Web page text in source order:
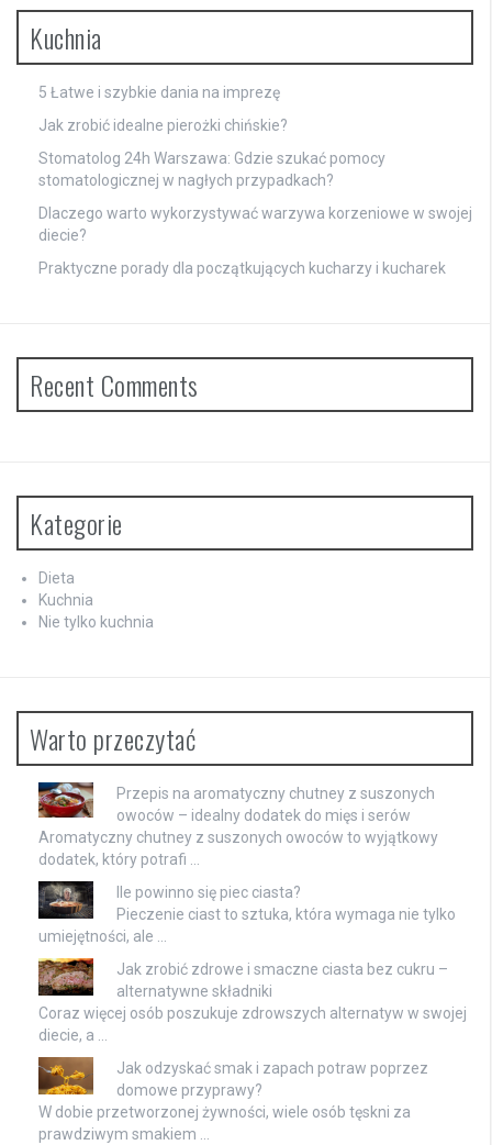
Kuchnia
5 Łatwe i szybkie dania na imprezę
Jak zrobić idealne pierożki chińskie?
Stomatolog 24h Warszawa: Gdzie szukać pomocy
stomatologicznej w nagłych przypadkach?
Dlaczego warto wykorzystywać warzywa korzeniowe w swojej
diecie?
Praktyczne porady dla początkujących kucharzy i kucharek
Recent Comments
Kategorie
Dieta
Kuchnia
Nie tylko kuchnia
Warto przeczytać
Przepis na aromatyczny chutney z suszonych
owoców – idealny dodatek do mięs i serów
Aromatyczny chutney z suszonych owoców to wyjątkowy
dodatek, który potrafi …
Ile powinno się piec ciasta?
Pieczenie ciast to sztuka, która wymaga nie tylko
umiejętności, ale …
Jak zrobić zdrowe i smaczne ciasta bez cukru –
alternatywne składniki
Coraz więcej osób poszukuje zdrowszych alternatyw w swojej
diecie, a …
Jak odzyskać smak i zapach potraw poprzez
domowe przyprawy?
W dobie przetworzonej żywności, wiele osób tęskni za
prawdziwym smakiem …